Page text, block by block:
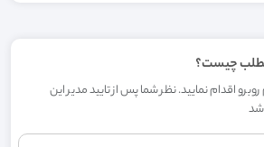
چیست؟
اقدام نمایید. نظر شما پس از تایید مدیر این
شد